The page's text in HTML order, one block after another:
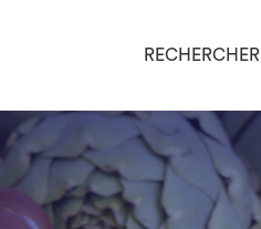
RECHERCHER